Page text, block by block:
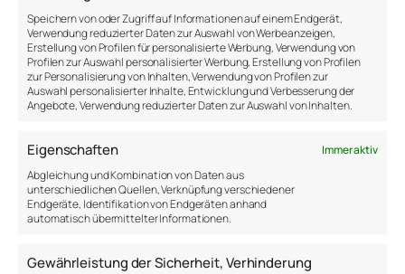
Speichern von oder Zugriff auf Informationen auf einem Endgerät,
Verwendung reduzierter Daten zur Auswahl von Werbeanzeigen,
Erstellung von Profilen für personalisierte Werbung, Verwendung von
Profilen zur Auswahl personalisierter Werbung, Erstellung von Profilen
zur Personalisierung von Inhalten, Verwendung von Profilen zur
Auswahl personalisierter Inhalte, Entwicklung und Verbesserung der
Angebote, Verwendung reduzierter Daten zur Auswahl von Inhalten.
Eigenschaften
Immer aktiv
Abgleichung und Kombination von Daten aus
unterschiedlichen Quellen, Verknüpfung verschiedener
Endgeräte, Identifikation von Endgeräten anhand
automatisch übermittelter Informationen.
Gewährleistung der Sicherheit, Verhinderung
Komfortzone
Meistern wir Herausforderungen, dann trägt das zu
unserer Entwicklung bei. Erfreulich, denn aus
Forschungsarbeiten wissen wir, dass daraus nicht
auch psychologische Verbesserungen einstellen.
Im Rahmen eines schulischen „Challenge Projects“
mussten sich Jugendliche neun Tage durch die
Alpen schlagen und wurden von den Forschern stark
außerhalb ihrer Komfortzone zu bringen, ohne sie in